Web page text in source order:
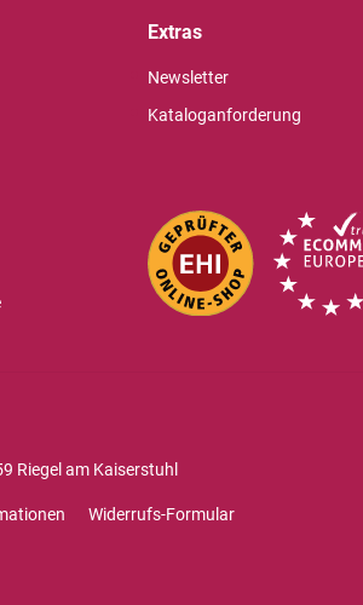
Extras
Newsletter
Kataloganforderung
Riegel am Kaiserstuhl
Widerrufs-Formular